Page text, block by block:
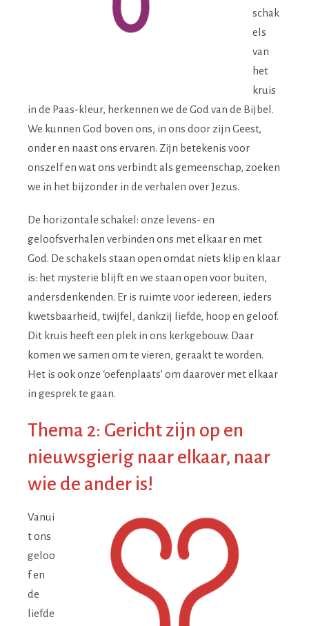
schak
els
van
het
kruis
in de Paas-kleur, herkennen we de God van de Bijbel.
We kunnen God boven ons, in ons door zijn Geest,
onder en naast ons ervaren. Zijn betekenis voor
onszelf en wat ons verbindt als gemeenschap, zoeken
we in het bijzonder in de verhalen over Jezus.
De horizontale schakel: onze levens- en
geloofsverhalen verbinden ons met elkaar en met
God. De schakels staan open omdat niets klip en klaar
is: het mysterie blijft en we staan open voor buiten,
andersdenkenden. Er is ruimte voor iedereen, ieders
kwetsbaarheid, twijfel, dankzij liefde, hoop en geloof.
Dit kruis heeft een plek in ons kerkgebouw. Daar
komen we samen om te vieren, geraakt te worden.
Het is ook onze ‘oefenplaats’ om daarover met elkaar
in gesprek te gaan.
Thema 2: Gericht zijn op en
nieuwsgierig naar elkaar, naar
wie de ander is!
Vanui
t ons
geloo
f en
de
liefde